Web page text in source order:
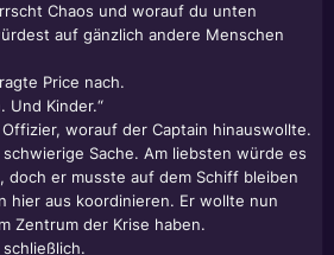
Chaos und worauf du unten
auf gänzlich andere Menschen
Price nach.
Und Kinder.“
worauf der Captain hinauswollte.
Sache. Am liebsten würde es
doch er musste auf dem Schiff bleiben
hier aus koordinieren. Er wollte nun
Zentrum der Krise haben.
schließlich.